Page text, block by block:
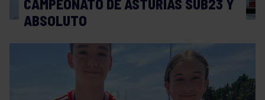
CAMPEONATO DE ASTURIAS SUB23 Y
ABSOLUTO